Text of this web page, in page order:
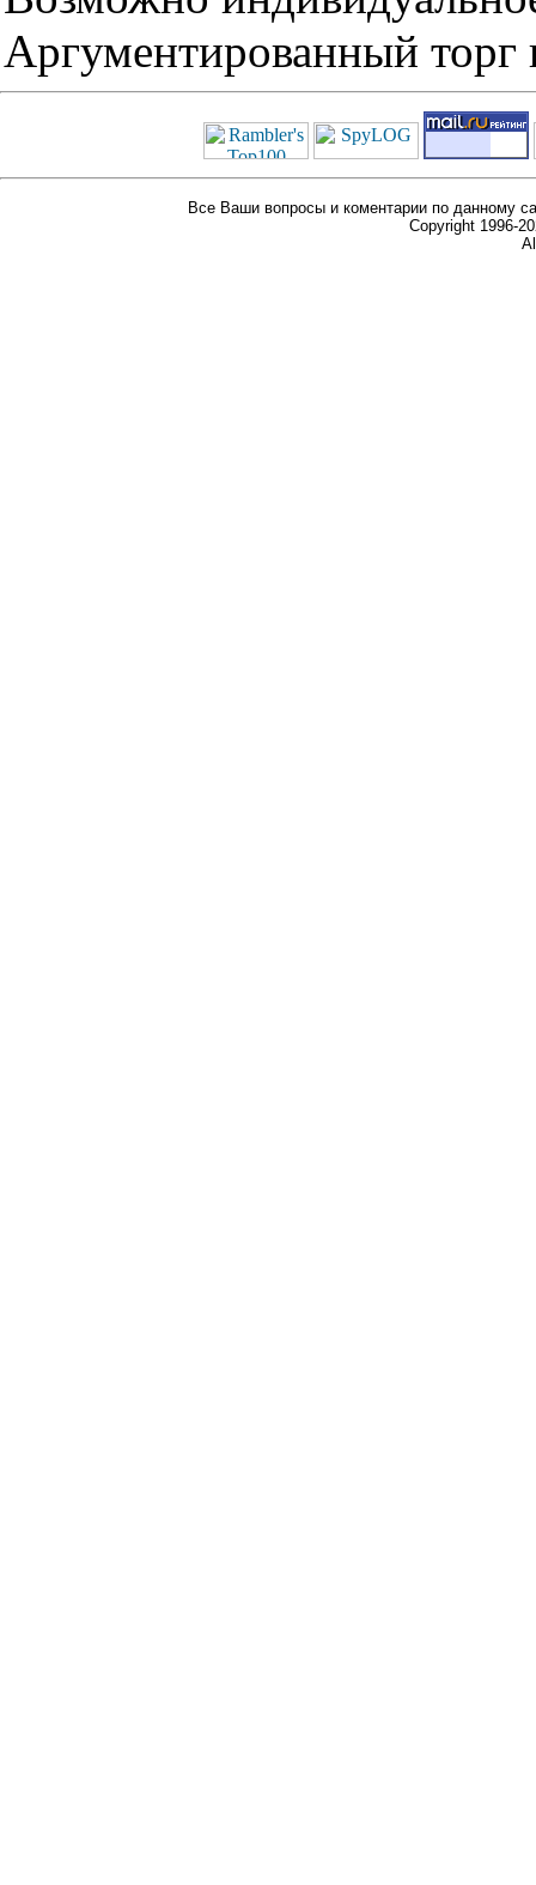
Аргументированный торг
Все Ваши вопросы и коментарии по данному
Copyright 1996-